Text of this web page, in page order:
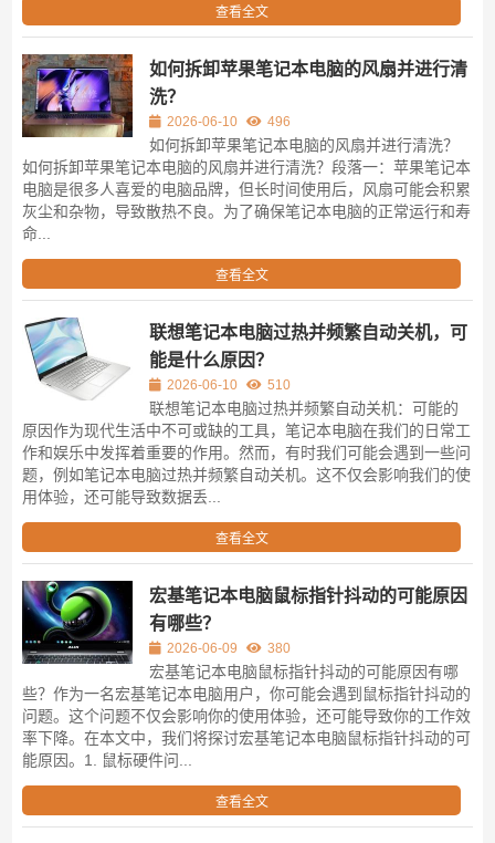
查看全文
如何拆卸苹果笔记本电脑的风扇并进行清
洗？
2026-06-10 496
如何拆卸苹果笔记本电脑的风扇并进行清洗？
如何拆卸苹果笔记本电脑的风扇并进行清洗？段落一：苹果笔记本
电脑是很多人喜爱的电脑品牌，但长时间使用后，风扇可能会积累
灰尘和杂物，导致散热不良。为了确保笔记本电脑的正常运行和寿
命...
查看全文
联想笔记本电脑过热并频繁自动关机，可
能是什么原因？
2026-06-10 510
联想笔记本电脑过热并频繁自动关机：可能的
原因作为现代生活中不可或缺的工具，笔记本电脑在我们的日常工
作和娱乐中发挥着重要的作用。然而，有时我们可能会遇到一些问
题，例如笔记本电脑过热并频繁自动关机。这不仅会影响我们的使
用体验，还可能导致数据丢...
查看全文
宏基笔记本电脑鼠标指针抖动的可能原因
有哪些？
2026-06-09 380
宏基笔记本电脑鼠标指针抖动的可能原因有哪
些？作为一名宏基笔记本电脑用户，你可能会遇到鼠标指针抖动的
问题。这个问题不仅会影响你的使用体验，还可能导致你的工作效
率下降。在本文中，我们将探讨宏基笔记本电脑鼠标指针抖动的可
能原因。1. 鼠标硬件问...
查看全文